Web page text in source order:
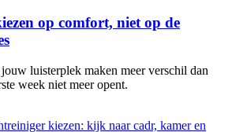
op comfort, niet op de
luisterplek maken meer verschil dan
week niet meer opent.